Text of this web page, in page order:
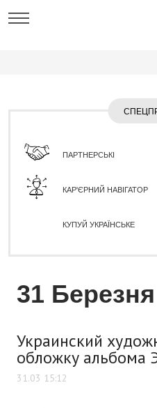
ПАРТНЕРСЬКІ
КАР'ЄРНИЙ НАВІГАТОР
КУПУЙ УКРАЇНСЬКЕ
31
Украинский
обложку альбома
31.03 15:12